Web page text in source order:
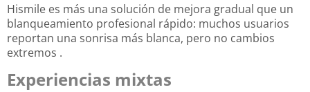
Hismile es más una solución de mejora gradual que un
blanqueamiento profesional rápido: muchos usuarios
reportan una sonrisa más blanca, pero no cambios
extremos .
Experiencias mixtas